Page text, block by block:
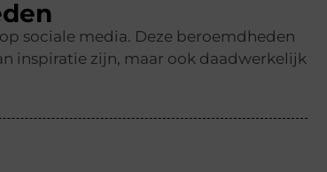
sociale media. Deze beroemdheden
inspiratie zijn, maar ook daadwerkelijk